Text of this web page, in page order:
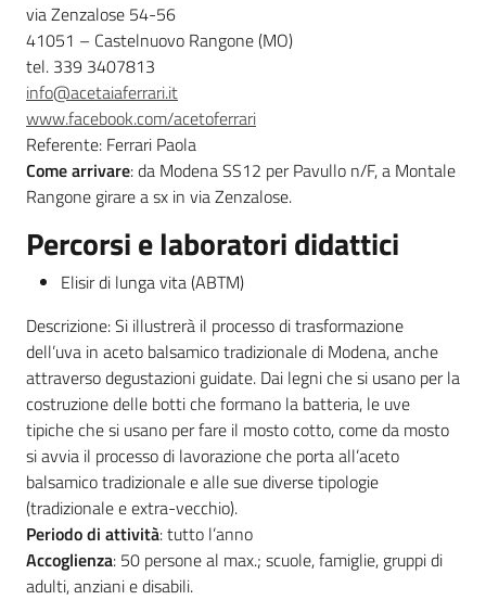
Agricoltura,
caccia e
pesca
Argomenti
Novità
Servizi
Piani programmi
progetti
via Zenzalose 54-56
41051 – Castelnuovo Rangone (MO)
tel. 339 3407813
info@acetaiaferrari.it
www.facebook.com/acetoferrari
Referente: Ferrari Paola
Come arrivare: da Modena SS12 per Pavullo n/F, a Montale
Rangone girare a sx in via Zenzalose.
Percorsi e laboratori didattici
Elisir di lunga vita (ABTM)
Descrizione: Si illustrerà il processo di trasformazione
dell’uva in aceto balsamico tradizionale di Modena, anche
attraverso degustazioni guidate. Dai legni che si usano per la
costruzione delle botti che formano la batteria, le uve
tipiche che si usano per fare il mosto cotto, come da mosto
si avvia il processo di lavorazione che porta all’aceto
balsamico tradizionale e alle sue diverse tipologie
(tradizionale e extra-vecchio).
Periodo di attività: tutto l’anno
Accoglienza: 50 persone al max.; scuole, famiglie, gruppi di
adulti, anziani e disabili.